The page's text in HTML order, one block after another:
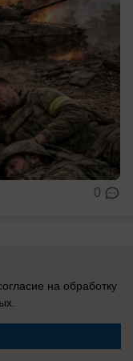
0
страны
в адрес
на обработку